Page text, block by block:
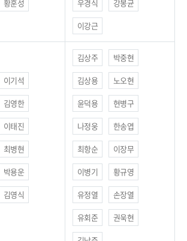
황훈성
우경식
강봉균
이강근
이기석
김영한
이태진
최병현
박용운
김영식
김상주
박중현
김상용
노오현
윤덕용
현병구
나정웅
한송엽
최항순
이장무
이병기
황규영
유정열
손장열
유회준
권욱현